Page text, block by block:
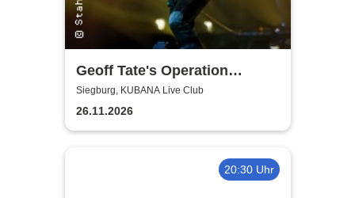
Geoff Tate's Operation
Mindcrime - The Final
Chapter
Siegburg, KUBANA Live Club
26.11.2026
20:30 Uhr